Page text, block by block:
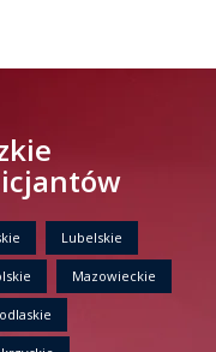
Lubelskie
Mazowieckie